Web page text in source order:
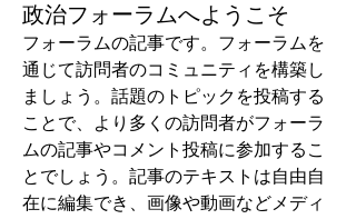
政治フォーラムへようこそ
フォーラムの記事です。フォーラムを
通じて訪問者のコミュニティを構築し
ましょう。話題のトピックを投稿する
ことで、より多くの訪問者がフォーラ
ムの記事やコメント投稿に参加するこ
とでしょう。記事のテキストは自由自
在に編集でき、画像や動画などメディ